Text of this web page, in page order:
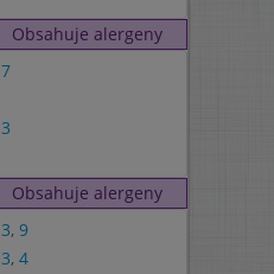
Obsahuje alergeny
7
3
Obsahuje alergeny
3, 9
3, 4